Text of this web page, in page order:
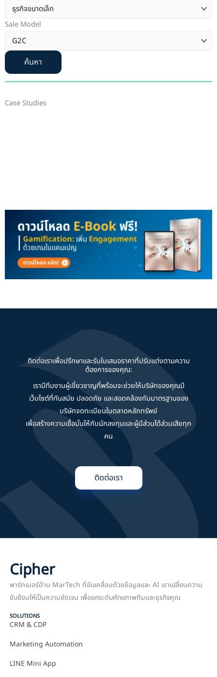
Sale Model
ค้นหา
Case Studies
ติดต่อเราเพื่อปรึกษาและรับใบเสนอราคาที่ปรับแต่งตามความ
ต้องการของคุณ:
เรามีทีมงานผู้เชี่ยวชาญที่พร้อมจะช่วยให้บริษัทของคุณมี
เว็บไซต์ที่ทันสมัย ปลอดภัย และสอดคล้องกับมาตรฐานของ
บริษัทจดทะเบียนในตลาดหลักทรัพย์
เพื่อสร้างความเชื่อมั่นให้กับนักลงทุนและผู้มีส่วนได้ส่วนเสียทุก
คน
ติดต่อเรา
Cipher
พาร์ทเนอร์ด้าน MarTech ที่ขับเคลื่อนด้วยข้อมูลและ AI เราเปลี่ยนความ
ซับซ้อนให้เป็นความชัดเจน เพื่อยกระดับศักยภาพทีมและธุรกิจคุณ
SOLUTIONS
CRM & CDP
Marketing Automation
LINE Mini App